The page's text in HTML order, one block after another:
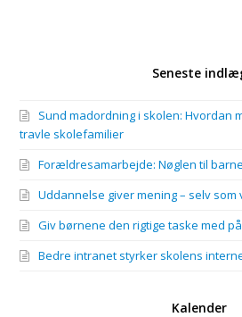
Seneste
Sund madordning i skolen: Hvordan
travle skolefamilier
Forældresamarbejde: Nøglen til
Uddannelse giver mening – selv som
Giv børnene den rigtige taske med
Bedre intranet styrker skolens
Kalender